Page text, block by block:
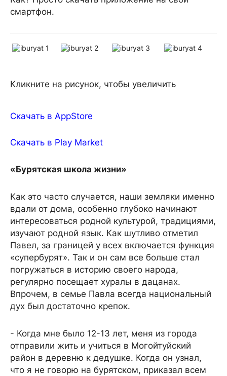
смартфон.
Кликните на рисунок, чтобы увеличить
Скачать в AppStore
Скачать в Play Market
«Бурятская школа жизни»
Как это часто случается, наши земляки именно
вдали от дома, особенно глубоко начинают
интересоваться родной культурой, традициями,
изучают родной язык. Как шутливо отметил
Павел, за границей у всех включается функция
«супербурят». Так и он сам все больше стал
погружаться в историю своего народа,
регулярно посещает хуралы в дацанах.
Впрочем, в семье Павла всегда национальный
дух был достаточно крепок.
- Когда мне было 12-13 лет, меня из города
отправили жить и учиться в Могойтуйский
район в деревню к дедушке. Когда он узнал,
что я не говорю на бурятском, приказал всем